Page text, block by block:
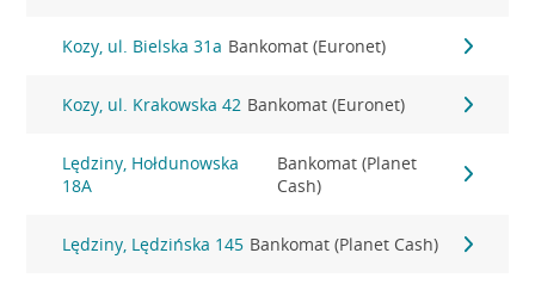
Kozy, ul. Bielska 31a Bankomat (Euronet)
Kozy, ul. Krakowska 42 Bankomat (Euronet)
Lędziny, Hołdunowska
18A
Bankomat (Planet
Cash)
Lędziny, Lędzińska 145 Bankomat (Planet Cash)